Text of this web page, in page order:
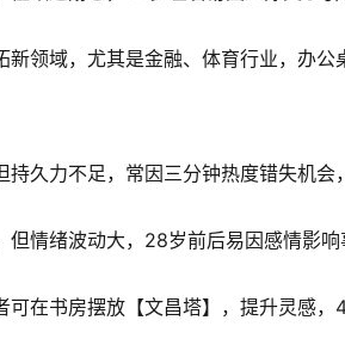
新领域，尤其是金融、体育行业，办公
持久力不足，常因三分钟热度错失机
但情绪波动大，28岁前后易因感情影
可在书房摆放【文昌塔】，提升灵感，